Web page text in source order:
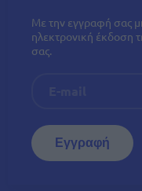
Με την εγγραφή σας
ηλεκτρονική έκδοση
σας.